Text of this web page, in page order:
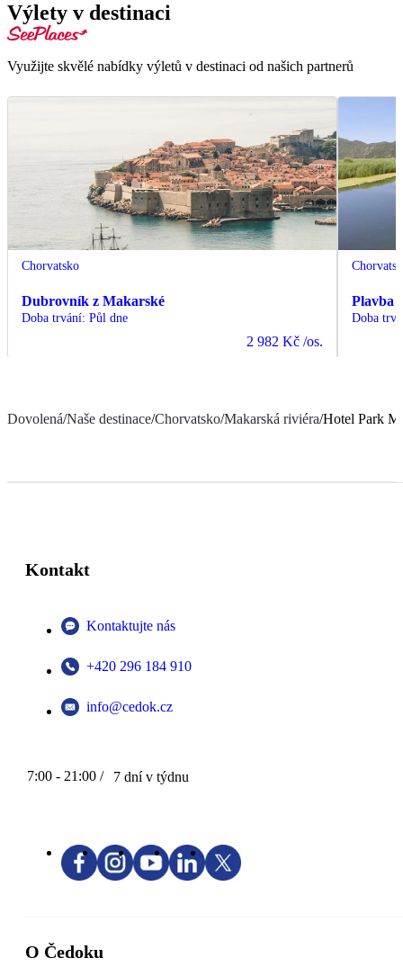
Výlety v destinaci
Využijte skvělé nabídky výletů v destinaci od našich partnerů
Chorvatsko
Dubrovník z Makarské
Doba trvání: Půl dne
2 982 Kč /os.
Plavba
Doba
Dovolená/Naše destinace/Chorvatsko/Makarská riviéra/Hotel Park
Kontakt
Kontaktujte nás
+420 296 184 910
info@cedok.cz
7:00 - 21:00 / 7 dní v týdnu
O Čedoku